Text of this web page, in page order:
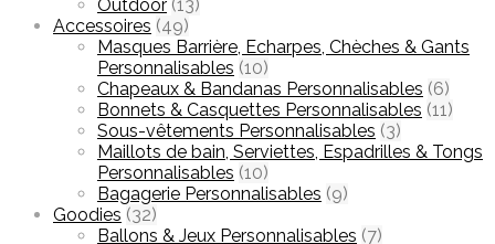
Outdoor (13)
Accessoires (49)
Masques Barrière, Echarpes, Chèches & Gants
Personnalisables (10)
Chapeaux & Bandanas Personnalisables (6)
Bonnets & Casquettes Personnalisables (11)
Sous-vêtements Personnalisables (3)
Maillots de bain, Serviettes, Espadrilles & Tongs
Personnalisables (10)
Bagagerie Personnalisables (9)
Goodies (32)
Ballons & Jeux Personnalisables (7)